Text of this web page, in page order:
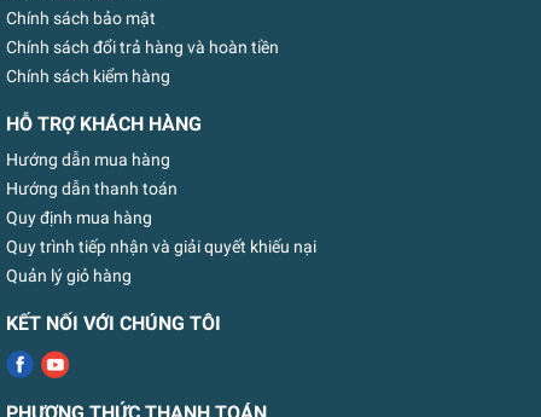
Chính sách bảo mật
Chính sách đổi trả hàng và hoàn tiền
Chính sách kiểm hàng
HỖ TRỢ KHÁCH HÀNG
Hướng dẫn mua hàng
Hướng dẫn thanh toán
Quy định mua hàng
Quy trình tiếp nhận và giải quyết khiếu nại
Quản lý giỏ hàng
KẾT NỐI VỚI CHÚNG TÔI